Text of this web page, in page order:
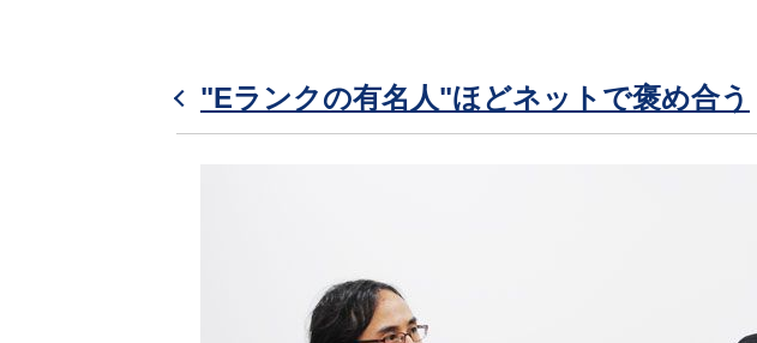
"Eランクの有名人"ほどネットで褒め合う